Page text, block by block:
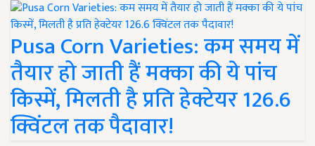
Pusa Corn Varieties: कम समय में
तैयार हो जाती हैं मक्का की ये पांच
किस्में, मिलती है प्रति हेक्टेयर 126.6
क्विंटल तक पैदावार!